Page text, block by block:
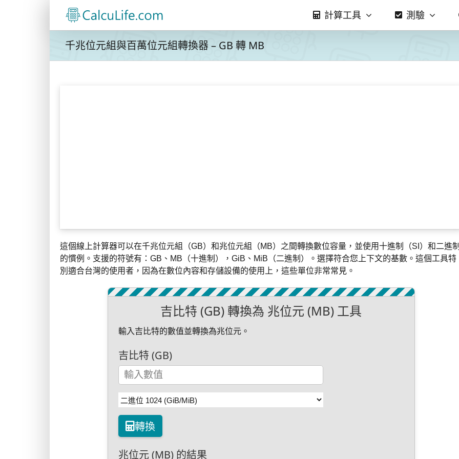
計算工具 測驗
千兆位元組與百萬位元組轉換器 – GB 轉 MB
這個線上計算器可以在千兆位元組（GB）和兆位元組（MB）之間轉換數位容量，並使用十進制（SI）和二進
的慣例。支援的符號有：GB、MB（十進制），GiB、MiB（二進制）。選擇符合您上下文的基數。這個工具特
別適合台灣的使用者，因為在數位內容和存儲設備的使用上，這些單位非常常見。
吉比特 (GB) 轉換為 兆位元 (MB) 工具
輸入吉比特的數值並轉換為兆位元。
吉比特 (GB)
轉換
兆位元 (MB) 的結果